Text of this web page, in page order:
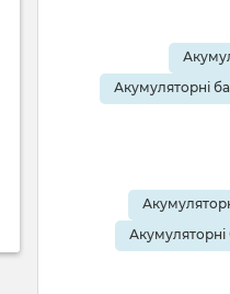
Акумуляторні
Акумуляторні